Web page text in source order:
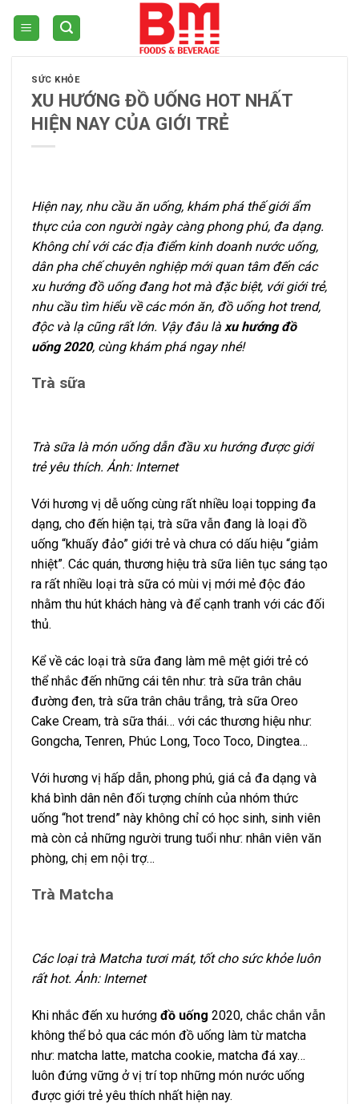
SỨC KHỎE
XU HƯỚNG ĐỒ UỐNG HOT NHẤT
HIỆN NAY CỦA GIỚI TRẺ
Hiện nay, nhu cầu ăn uống, khám phá thế giới ẩm
thực của con người ngày càng phong phú, đa dạng.
Không chỉ với các địa điểm kinh doanhnước uống,
dân pha chếchuyên nghiệp mới quan tâm đến các
xu hướng đồ uống đang hotmà đặc biệt, với giới trẻ,
nhu cầu tìm hiểu về các món ăn, đồ uống hot trend,
độc và lạ cũng rất lớn. Vậy đâu là xu hướng đồ
uống 2020, cùng khám phá ngay nhé!
Trà sữa
Trà sữa là món uống dẫn đầu xu hướng được giới
trẻ yêu thích. Ảnh: Internet
Với hương vị dễ uống cùng rất nhiều loại topping đa
dạng, cho đến hiện tại, trà sữa vẫn đang là loại đồ
uống “khuấy đảo” giới trẻ và chưa có dấu hiệu “giảm
nhiệt”. Các quán, thương hiệu trà sữa liên tục sáng tạo
ra rất nhiều loại trà sữa có mùi vị mới mẻ độc đáo
nhằm thu hút khách hàng và để cạnh tranh với các đối
thủ.
Kể về các loại trà sữa đang làm mê mệt giới trẻ có
thể nhắc đến những cái tên như: trà sữa trân châu
đường đen, trà sữa trân châu trắng, trà sữa Oreo
Cake Cream, trà sữa thái… với các thương hiệu như:
Gongcha, Tenren, Phúc Long, Toco Toco, Dingtea…
Với hương vị hấp dẫn, phong phú, giá cả đa dạng và
khá bình dân nên đối tượng chính của nhóm thức
uống “hot trend” này không chỉ có học sinh, sinh viên
mà còn cả những người trung tuổi như: nhân viên văn
phòng, chị em nội trợ…
Trà Matcha
Các loại trà Matcha tươi mát, tốt cho sức khỏe luôn
rất hot. Ảnh: Internet
Khi nhắc đến xu hướng đồ uống 2020, chắc chắn vẫn
không thể bỏ qua các món đồ uống làm từ matcha
như: matcha latte, matcha cookie, matcha đá xay…
luôn đứng vững ở vị trí top những món nước uống
được giới trẻ yêu thích nhất hiện nay.